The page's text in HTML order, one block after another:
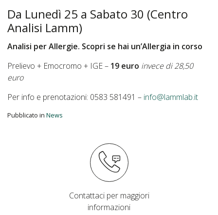
Da Lunedì 25 a Sabato 30 (Centro
Analisi Lamm)
Analisi per Allergie. Scopri se hai un’Allergia in corso
Prelievo + Emocromo + IGE – 19 euro invece di 28,50
euro
Per info e prenotazioni: 0583 581491 – info@lammlab.it
Pubblicato in News
Contattaci per maggiori
informazioni